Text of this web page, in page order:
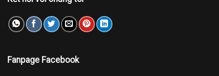
Fanpage Facebook